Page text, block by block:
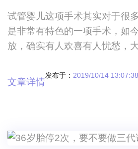
试管婴儿这项手术其实对于很
是非常有特色的一项手术，如
放，确实有人欢喜有人忧愁，
力了之后依然没有结果，可以
儿技术如何？这家医院水平高
发布于： 2019/10/14 13:07:38
文章详情